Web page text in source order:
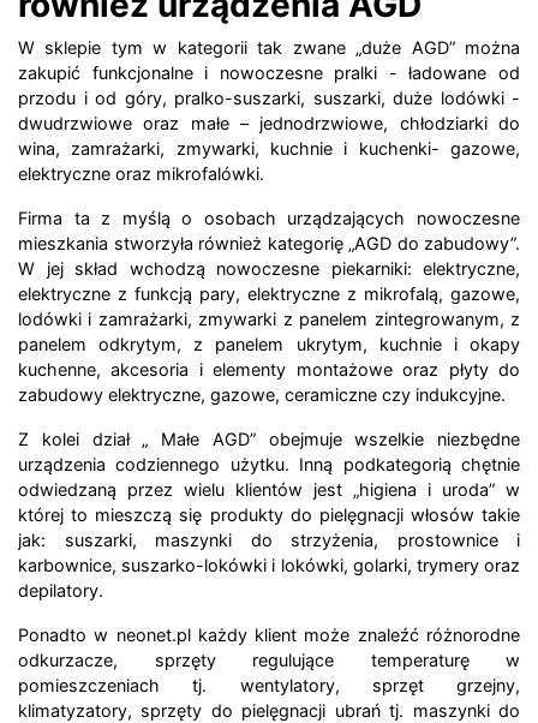
W sklepie tym w kategorii tak zwane „duże AGD” można
zakupić funkcjonalne i nowoczesne pralki - ładowane od
przodu i od góry, pralko-suszarki, suszarki, duże lodówki -
dwudrzwiowe oraz małe – jednodrzwiowe, chłodziarki do
wina, zamrażarki, zmywarki, kuchnie i kuchenki- gazowe,
elektryczne oraz mikrofalówki.
Firma ta z myślą o osobach urządzających nowoczesne
mieszkania stworzyła również kategorię „AGD do zabudowy”.
W jej skład wchodzą nowoczesne piekarniki: elektryczne,
elektryczne z funkcją pary, elektryczne z mikrofalą, gazowe,
lodówki i zamrażarki, zmywarki z panelem zintegrowanym, z
panelem odkrytym, z panelem ukrytym, kuchnie i okapy
kuchenne, akcesoria i elementy montażowe oraz płyty do
zabudowy elektryczne, gazowe, ceramiczne czy indukcyjne.
Z kolei dział „ Małe AGD” obejmuje wszelkie niezbędne
urządzenia codziennego użytku. Inną podkategorią chętnie
odwiedzaną przez wielu klientów jest „higiena i uroda” w
której to mieszczą się produkty do pielęgnacji włosów takie
jak: suszarki, maszynki do strzyżenia, prostownice i
karbownice, suszarko-lokówki i lokówki, golarki, trymery oraz
depilatory.
Ponadto w neonet.pl każdy klient może znaleźć różnorodne
odkurzacze, sprzęty regulujące temperaturę w
pomieszczeniach tj. wentylatory, sprzęt grzejny,
klimatyzatory, sprzęty do pielęgnacji ubrań tj. maszynki do